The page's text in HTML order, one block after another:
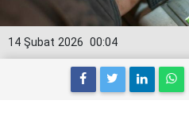
00:04
14 Şubat 2026